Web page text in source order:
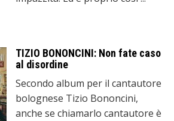
TIZIO BONONCINI: Non fate caso
al disordine
Secondo album per il cantautore
bolognese Tizio Bononcini,
anche se chiamarlo cantautore è